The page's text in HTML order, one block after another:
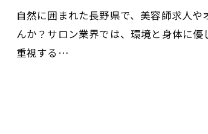
自然に囲まれた長野県で、美容師求人
んか？サロン業界では、環境と身体に
重視する…